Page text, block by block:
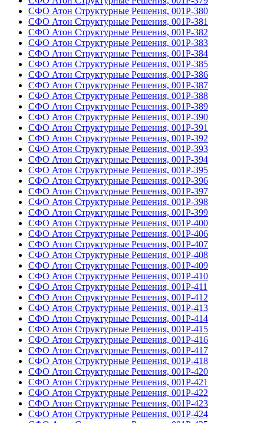
СФО Атон Структурные Решения, 001Р-380
СФО Атон Структурные Решения, 001Р-381
СФО Атон Структурные Решения, 001Р-382
СФО Атон Структурные Решения, 001Р-383
СФО Атон Структурные Решения, 001Р-384
СФО Атон Структурные Решения, 001Р-385
СФО Атон Структурные Решения, 001Р-386
СФО Атон Структурные Решения, 001Р-387
СФО Атон Структурные Решения, 001Р-388
СФО Атон Структурные Решения, 001Р-389
СФО Атон Структурные Решения, 001Р-390
СФО Атон Структурные Решения, 001Р-391
СФО Атон Структурные Решения, 001Р-392
СФО Атон Структурные Решения, 001Р-393
СФО Атон Структурные Решения, 001Р-394
СФО Атон Структурные Решения, 001Р-395
СФО Атон Структурные Решения, 001Р-396
СФО Атон Структурные Решения, 001Р-397
СФО Атон Структурные Решения, 001Р-398
СФО Атон Структурные Решения, 001Р-399
СФО Атон Структурные Решения, 001Р-400
СФО Атон Структурные Решения, 001Р-406
СФО Атон Структурные Решения, 001Р-407
СФО Атон Структурные Решения, 001Р-408
СФО Атон Структурные Решения, 001Р-409
СФО Атон Структурные Решения, 001Р-410
СФО Атон Структурные Решения, 001Р-411
СФО Атон Структурные Решения, 001Р-412
СФО Атон Структурные Решения, 001Р-413
СФО Атон Структурные Решения, 001Р-414
СФО Атон Структурные Решения, 001Р-415
СФО Атон Структурные Решения, 001Р-416
СФО Атон Структурные Решения, 001Р-417
СФО Атон Структурные Решения, 001Р-418
СФО Атон Структурные Решения, 001Р-420
СФО Атон Структурные Решения, 001Р-421
СФО Атон Структурные Решения, 001Р-422
СФО Атон Структурные Решения, 001Р-423
СФО Атон Структурные Решения, 001Р-424